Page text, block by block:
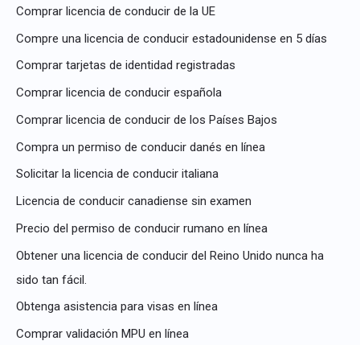
:
Comprar licencia de conducir de la UE
Compre una licencia de conducir estadounidense en 5 días
Comprar tarjetas de identidad registradas
Comprar licencia de conducir española
Comprar licencia de conducir de los Países Bajos
Compra un permiso de conducir danés en línea
Solicitar la licencia de conducir italiana
Licencia de conducir canadiense sin examen
Precio del permiso de conducir rumano en línea
Obtener una licencia de conducir del Reino Unido nunca ha
sido tan fácil.
Obtenga asistencia para visas en línea
Comprar validación MPU en línea